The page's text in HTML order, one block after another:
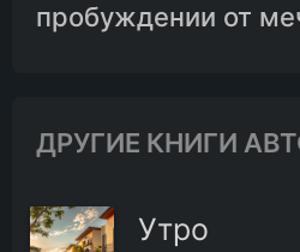
пробуждении от
ДРУГИЕ КНИГИ
Утро